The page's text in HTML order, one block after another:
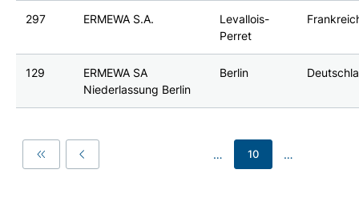
297 ERMEWA S.A.
Levallois-
Perret
129
ERMEWA SA
Niederlassung Berlin
Berlin
First Previous
… 10 …